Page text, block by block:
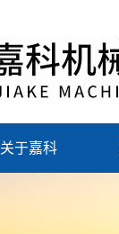
关于嘉科